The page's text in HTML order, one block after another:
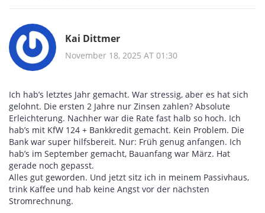
Kai Dittmer
November 18, 2025 AT 01:30
Ich hab’s letztes Jahr gemacht. War stressig, aber es hat sich
gelohnt. Die ersten 2 Jahre nur Zinsen zahlen? Absolute
Erleichterung. Nachher war die Rate fast halb so hoch. Ich
hab’s mit KfW 124 + Bankkredit gemacht. Kein Problem. Die
Bank war super hilfsbereit. Nur: Früh genug anfangen. Ich
hab’s im September gemacht, Bauanfang war März. Hat
gerade noch gepasst.
Alles gut geworden. Und jetzt sitz ich in meinem Passivhaus,
trink Kaffee und hab keine Angst vor der nächsten
Stromrechnung.